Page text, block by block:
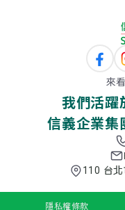
來
我們活躍
信義企業集
110 台
隱私權條款